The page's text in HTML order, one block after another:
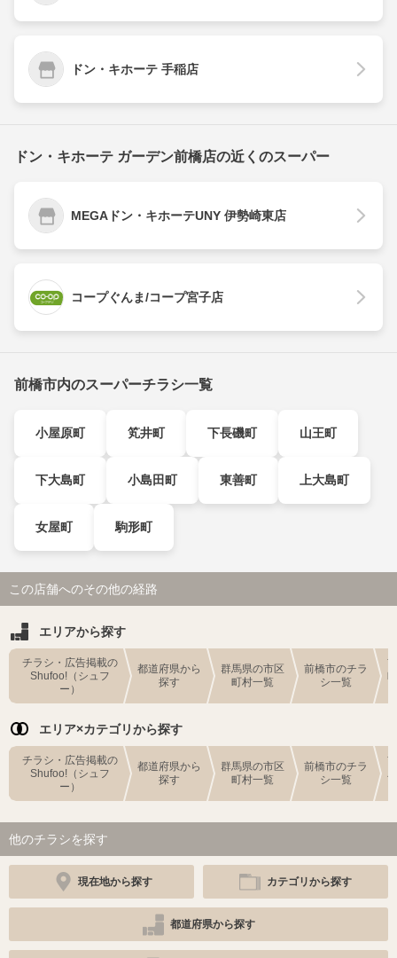
ドン・キホーテ 手稲店
ドン・キホーテ ガーデン前橋店の近くのスーパー
MEGAドン・キホーテUNY 伊勢崎東店
コープぐんま/コープ宮子店
前橋市内のスーパーチラシ一覧
小屋原町 笂井町 下長磯町 山王町
下大島町 小島田町 東善町 上大島町
女屋町 駒形町
この店舗へのその他の経路
エリアから探す
チラシ・広告掲載の
Shufoo!（シュフ
ー）
都道府県から
探す
群馬県の市区
町村一覧
前橋市のチラ
シ一覧
エリア×カテゴリから探す
チラシ・広告掲載の
Shufoo!（シュフ
ー）
都道府県から
探す
群馬県の市区
町村一覧
前橋市のチラ
シ一覧
他のチラシを探す
現在地から探す カテゴリから探す
都道府県から探す